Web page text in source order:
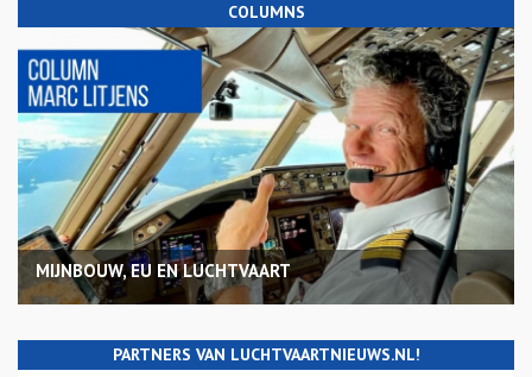
COLUMNS
MIJNBOUW, EU EN LUCHTVAART
PARTNERS VAN LUCHTVAARTNIEUWS.NL!